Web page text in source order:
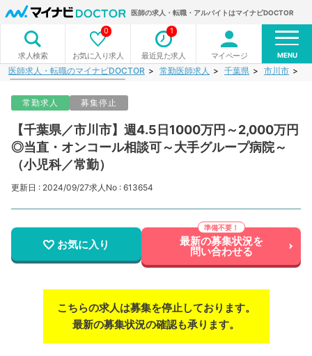
医師の求人・転職・アルバイトはマイナビDOCTOR
求人検索 お気に入り求人
0
最近見た求人
1
マイページ MENU
医師求人・転職のマイナビDOCTOR 常勤医師求人 千葉県 市川市
常勤求人 募集停止
【千葉県／市川市】週4.5日1000万円～2,000万円
◎当直・オンコール相談可～大手グループ病院～
（小児科／常勤）
更新日 : 2024/09/27求人No : 613654
お気に入り 最新の募集状況を
問い合わせる
こちらの求人は募集を停止しております。
最新の募集状況の確認も承ります。